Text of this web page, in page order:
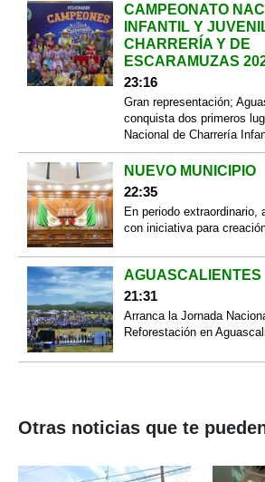
CAMPEONATO
INFANTIL Y
CHARRERÍA Y DE
ESCARAMUZAS
23:16
Gran representación;
conquista dos primeros
Nacional de Charrería
NUEVO MUNICIPIO
22:35
En periodo extraordinario,
con iniciativa para
AGUASCALIENTES
21:31
Arranca la Jornada
Reforestación en
Otras noticias que te